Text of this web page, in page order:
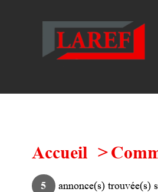
Accueil
5 annonce(s) trouvée(s)